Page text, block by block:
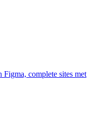
complete sites met